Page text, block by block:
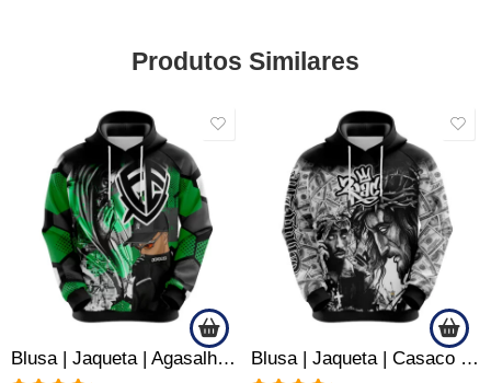
Produtos Similares
Blusa | Jaqueta | Agasalho Frio – Fé Maior Que a Inveja Blusa | Jaqueta | Casaco Two 2 Pac Hip Hop Rap Rapper